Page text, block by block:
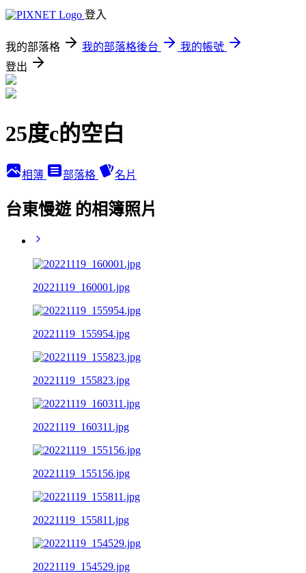
登入
我的部落格 我的部落格後台
我的帳號
登出
25度c的空白
相簿 部落格 名片
台東慢遊 的相簿照片
20221119_160001.jpg
20221119_155954.jpg
20221119_155823.jpg
20221119_160311.jpg
20221119_155156.jpg
20221119_155811.jpg
20221119_154529.jpg